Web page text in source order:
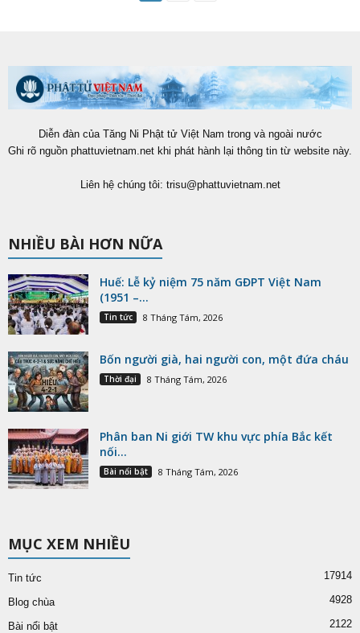
Diễn đàn của Tăng Ni Phật tử Việt Nam trong và ngoài nước
Ghi rõ nguồn phattuvietnam.net khi phát hành lại thông tin từ website này.
Liên hệ chúng tôi: trisu@phattuvietnam.net
NHIỀU BÀI HƠN NỮA
Huế: Lễ kỷ niệm 75 năm GĐPT Việt Nam
(1951 –...
Tin tức 8 Tháng Tám, 2026
Bốn người già, hai người con, một đứa cháu
Thời đại 8 Tháng Tám, 2026
Phân ban Ni giới TW khu vực phía Bắc kết
nối...
Bài nổi bật 8 Tháng Tám, 2026
MỤC XEM NHIỀU
Tin tức 17914
Blog chùa 4928
Bài nổi bật 2122